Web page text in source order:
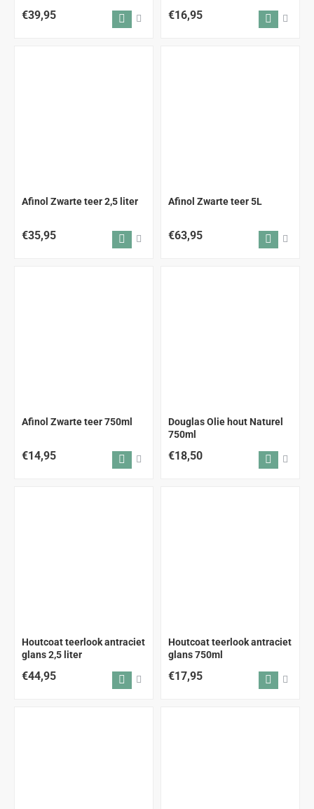
€39,95 €16,95
Afinol Zwarte teer 2,5 liter
€35,95
Afinol Zwarte teer 5L
€63,95
Afinol Zwarte teer 750ml
€14,95
Douglas Olie hout Naturel
750ml
€18,50
Houtcoat teerlook antraciet
glans 2,5 liter
€44,95
Houtcoat teerlook antraciet
glans 750ml
€17,95